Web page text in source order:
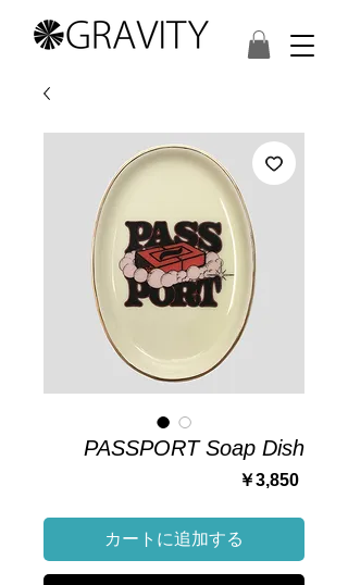
PASSPORT Soap Dish
￥3,850価
カートに追加する